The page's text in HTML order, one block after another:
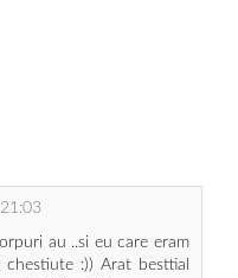
au ..si eu care eram
:)) Arat besttial